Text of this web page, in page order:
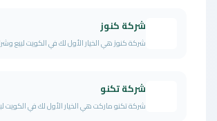
شركة كنوز هي الخيار الأول لك في الكويت لبيع وشراء المنتجات ا...
شركة تكنو ماركت هي الخيار الأول لك في الكويت لبيع وشراء المن...